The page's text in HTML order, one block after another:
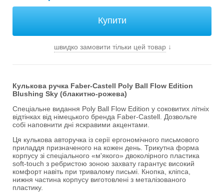
швидко замовити тільки цей товар↓
Кулькова ручка Faber-Castell Poly Ball Flow Edition
Blushing Sky (блакитно-рожева)
Спеціальне видання Poly Ball Flow Edition у соковитих літніх
відтінках від німецького бренда Faber-Castell. Дозвольте
собі наповнити дні яскравими акцентами.
Ця кулькова авторучка із серії ергономічного письмового
приладдя призначеного на кожен день. Трикутна форма
корпусу зі спеціального «м'якого» двоколірного пластика
soft-touch з ребристою зоною захвату гарантує високий
комфорт навіть при тривалому письмі. Кнопка, кліпса,
нижня частина корпусу виготовлені з металізованого
пластику.